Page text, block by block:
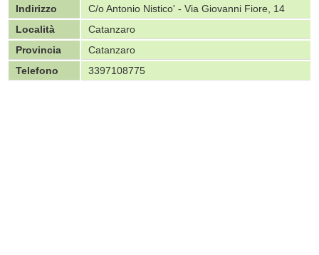
Indirizzo
C/o Antonio Nistico' - Via Giovanni Fiore, 14
Località
Catanzaro
Provincia
Catanzaro
Telefono
3397108775